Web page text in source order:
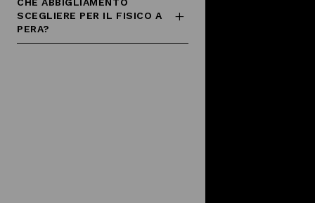
CHE ABBIGLIAMENTO
SCEGLIERE PER IL FISICO A
PERA?